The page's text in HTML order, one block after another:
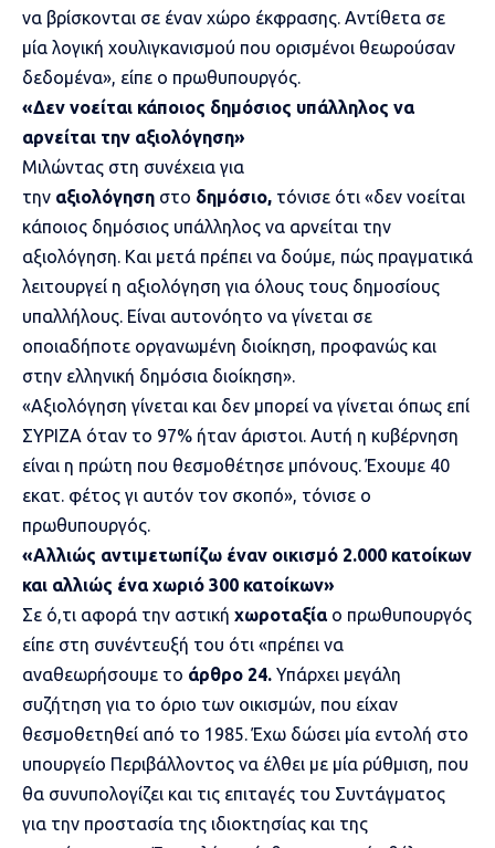
να βρίσκονται σε έναν χώρο έκφρασης. Αντίθετα σε
μία λογική χουλιγκανισμού που ορισμένοι θεωρούσαν
δεδομένα», είπε ο πρωθυπουργός.
«Δεν νοείται κάποιος δημόσιος υπάλληλος να
αρνείται την αξιολόγηση»
Μιλώντας στη συνέχεια για
την αξιολόγηση στο δημόσιο, τόνισε ότι «δεν νοείται
κάποιος δημόσιος υπάλληλος να αρνείται την
αξιολόγηση. Και μετά πρέπει να δούμε, πώς πραγματικά
λειτουργεί η αξιολόγηση για όλους τους δημοσίους
υπαλλήλους. Είναι αυτονόητο να γίνεται σε
οποιαδήποτε οργανωμένη διοίκηση, προφανώς και
στην ελληνική δημόσια διοίκηση».
«Αξιολόγηση γίνεται και δεν μπορεί να γίνεται όπως επί
ΣΥΡΙΖΑ όταν το 97% ήταν άριστοι. Αυτή η κυβέρνηση
είναι η πρώτη που θεσμοθέτησε μπόνους. Έχουμε 40
εκατ. φέτος γι αυτόν τον σκοπό», τόνισε ο
πρωθυπουργός.
«Αλλιώς αντιμετωπίζω έναν οικισμό 2.000 κατοίκων
και αλλιώς ένα χωριό 300 κατοίκων»
Σε ό,τι αφορά την αστική χωροταξίαο πρωθυπουργός
είπε στη συνέντευξή του ότι «πρέπει να
αναθεωρήσουμε το άρθρο 24. Υπάρχει μεγάλη
συζήτηση για το όριο των οικισμών, που είχαν
θεσμοθετηθεί από το 1985. Έχω δώσει μία εντολή στο
υπουργείο Περιβάλλοντος να έλθει με μία ρύθμιση, που
θα συνυπολογίζει και τις επιταγές του Συντάγματος
για την προστασία της ιδιοκτησίας και της